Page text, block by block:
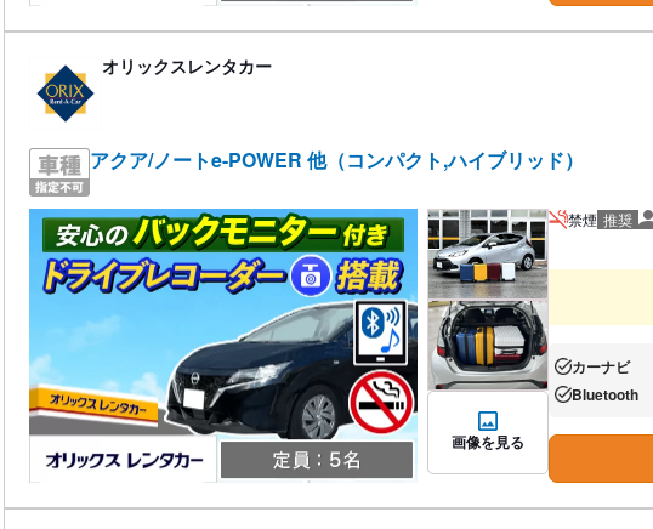
オリックスレンタカー
アクア/ノートe-POWER 他（コンパクト,ハイブリッド）
画像を見る
禁煙 推奨
あり:カーナビ
あり:Bluetooth